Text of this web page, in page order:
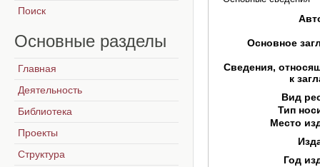
Основное
Сведения,
к
Вид
Тип
Место
Год
Поиск
Основные разделы
Главная
Деятельность
Библиотека
Проекты
Структура